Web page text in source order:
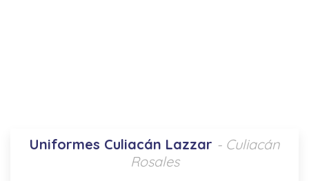
Uniformes Culiacán Lazzar - Culiacán
Rosales